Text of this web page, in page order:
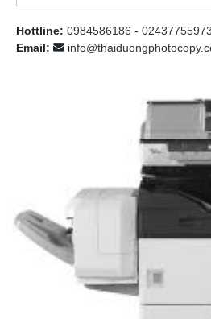
Hottline: 0984586186 - 02437755973
Email: